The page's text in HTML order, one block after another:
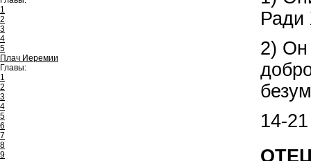
1
2
3
4
5
Плач Иеремии
Главы:
1
2
3
4
5
6
7
8
9
Ради
2) Он
14-21